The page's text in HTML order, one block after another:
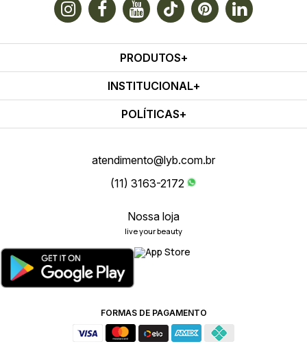
PRODUTOS
INSTITUCIONAL
POLÍTICAS
atendimento@lyb.com.br
(11) 3163-2172
Nossa loja
live your beauty
FORMAS DE PAGAMENTO